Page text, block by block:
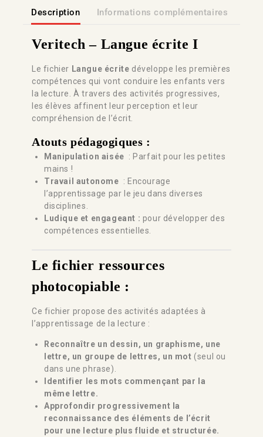
Description Informations complémentaires
Veritech – Langue écrite I
Le fichier Langue écrite développe les premières
compétences qui vont conduire les enfants vers
la lecture. À travers des activités progressives,
les élèves affinent leur perception et leur
compréhension de l’écrit.
Atouts pédagogiques :
Manipulation aisée : Parfait pour les petites
mains !
Travail autonome : Encourage
l’apprentissage par le jeu dans diverses
disciplines.
Ludique et engageant : pour développer des
compétences essentielles.
Le fichier ressources
photocopiable :
Ce fichier propose des activités adaptées à
l’apprentissage de la lecture :
Reconnaître un dessin, un graphisme, une
lettre, un groupe de lettres, un mot (seul ou
dans une phrase).
Identifier les mots commençant par la
même lettre.
Approfondir progressivement la
reconnaissance des éléments de l’écrit
pour une lecture plus fluide et structurée.